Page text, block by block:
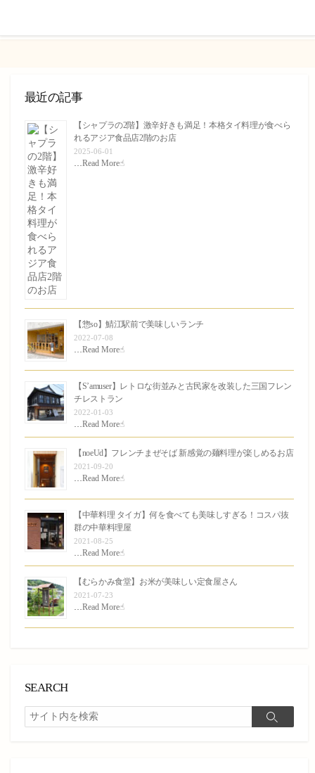
最近の記事
【シャプラの2階】激辛好きも満足！本格タイ料理が食べら
れるアジア食品店2階のお店
2025-06-01
…Read More☝︎
【惣so】鯖江駅前で美味しいランチ
2022-07-08
…Read More☝︎
【S’amuser】レトロな街並みと古民家を改装した三国フレン
チレストラン
2022-01-03
…Read More☝︎
【noeUd】フレンチまぜそば 新感覚の麺料理が楽しめるお店
2021-09-20
…Read More☝︎
【中華料理 タイガ】何を食べても美味しすぎる！コスパ抜
群の中華料理屋
2021-08-25
…Read More☝︎
【むらかみ食堂】お米が美味しい定食屋さん
2021-07-23
…Read More☝︎
SEARCH
検
索
検